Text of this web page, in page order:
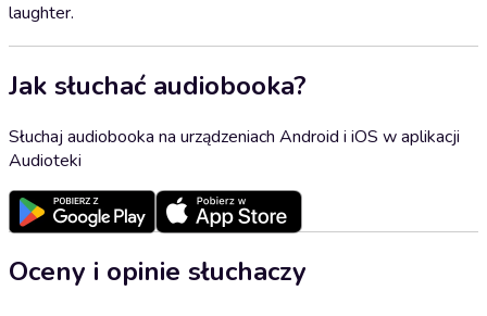
laughter.
Jak słuchać audiobooka?
Słuchaj audiobooka na urządzeniach Android i iOS w aplikacji
Audioteki
Oceny i opinie słuchaczy